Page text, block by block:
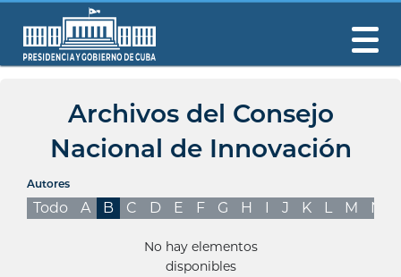
Archivos del Consejo
Nacional de Innovación
Autores
Todo A B C D E F G H I J K L M N
No hay elementos
disponibles